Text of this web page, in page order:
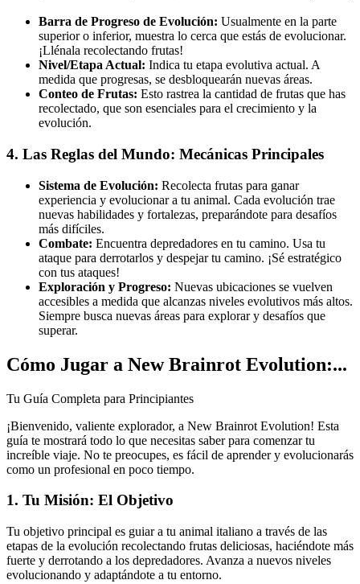
Barra de Progreso de Evolución: Usualmente en la parte
superior o inferior, muestra lo cerca que estás de evolucionar.
¡Llénala recolectando frutas!
Nivel/Etapa Actual: Indica tu etapa evolutiva actual. A
medida que progresas, se desbloquearán nuevas áreas.
Conteo de Frutas: Esto rastrea la cantidad de frutas que has
recolectado, que son esenciales para el crecimiento y la
evolución.
4. Las Reglas del Mundo: Mecánicas Principales
Sistema de Evolución: Recolecta frutas para ganar
experiencia y evolucionar a tu animal. Cada evolución trae
nuevas habilidades y fortalezas, preparándote para desafíos
más difíciles.
Combate: Encuentra depredadores en tu camino. Usa tu
ataque para derrotarlos y despejar tu camino. ¡Sé estratégico
con tus ataques!
Exploración y Progreso: Nuevas ubicaciones se vuelven
accesibles a medida que alcanzas niveles evolutivos más altos.
Siempre busca nuevas áreas para explorar y desafíos que
superar.
Cómo Jugar a New Brainrot Evolution:...
Tu Guía Completa para Principiantes
¡Bienvenido, valiente explorador, a New Brainrot Evolution! Esta
guía te mostrará todo lo que necesitas saber para comenzar tu
increíble viaje. No te preocupes, es fácil de aprender y evolucionarás
como un profesional en poco tiempo.
1. Tu Misión: El Objetivo
Tu objetivo principal es guiar a tu animal italiano a través de las
etapas de la evolución recolectando frutas deliciosas, haciéndote más
fuerte y derrotando a los depredadores. Avanza a nuevos niveles
evolucionando y adaptándote a tu entorno.